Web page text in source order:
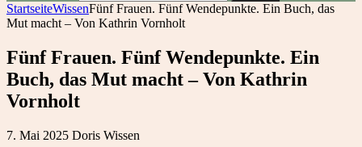
StartseiteWissenFünf Frauen. Fünf Wendepunkte. Ein Buch, das
Mut macht – Von Kathrin Vornholt
Fünf Frauen. Fünf Wendepunkte. Ein
Buch, das Mut macht – Von Kathrin
Vornholt
7. Mai 2025 Doris Wissen